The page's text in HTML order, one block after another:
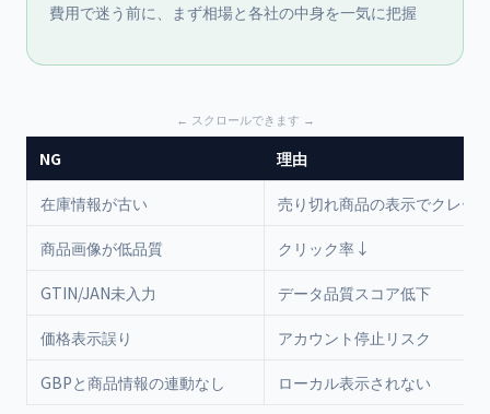
費用で迷う前に、まず相場と各社の中身を一気に把握
NG 理由
在庫情報が古い 売り切れ商品の表示でクレー
商品画像が低品質 クリック率↓
GTIN/JAN未入力 データ品質スコア低下
価格表示誤り アカウント停止リスク
GBPと商品情報の連動なし ローカル表示されない